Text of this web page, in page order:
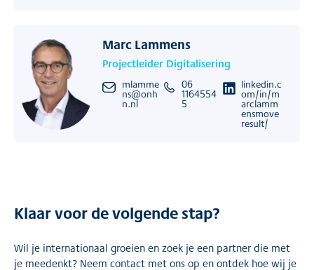
Marc Lammens
Projectleider Digitalisering
mlamme
ns@onh
n.nl
06
1164554
5
linkedin.c
om/in/m
arclamm
ensmove
result/
Klaar voor de volgende stap?
Wil je internationaal groeien en zoek je een partner die met
je meedenkt? Neem contact met ons op en ontdek hoe wij je